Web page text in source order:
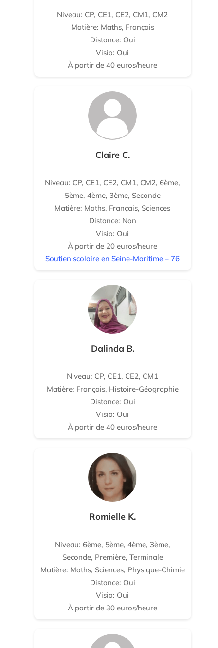
Niveau: CP, CE1, CE2, CM1, CM2
Matière: Maths, Français
Distance: Oui
Visio: Oui
À partir de 40 euros/heure
Claire C.
Niveau: CP, CE1, CE2, CM1, CM2, 6ème,
5ème, 4ème, 3ème, Seconde
Matière: Maths, Français, Sciences
Distance: Non
Visio: Oui
À partir de 20 euros/heure
Soutien scolaire en Seine-Maritime – 76
Dalinda B.
Niveau: CP, CE1, CE2, CM1
Matière: Français, Histoire-Géographie
Distance: Oui
Visio: Oui
À partir de 40 euros/heure
Romielle K.
Niveau: 6ème, 5ème, 4ème, 3ème,
Seconde, Première, Terminale
Matière: Maths, Sciences, Physique-Chimie
Distance: Oui
Visio: Oui
À partir de 30 euros/heure